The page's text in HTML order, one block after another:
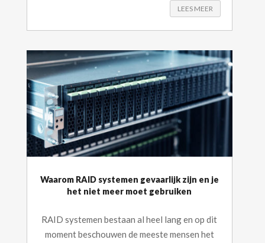
LEES MEER
Waarom RAID systemen gevaarlijk zijn en je
het niet meer moet gebruiken
RAID systemen bestaan al heel lang en op dit
moment beschouwen de meeste mensen het